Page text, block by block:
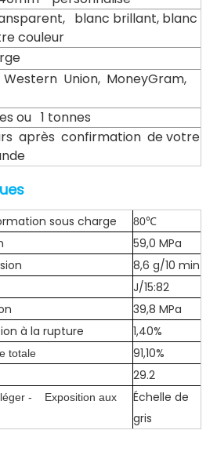
blanc brillant, blanc
couleur
Western Union, MoneyGram,
ou 1 tonnes
après confirmation de votre
sous charge 80℃
59,0 MPa
8,6 g/10 min
J/15:82
39,8 MPa
à la rupture
1,40%
totale
91,10%
29.2
-
Exposition aux
Échelle de
gris